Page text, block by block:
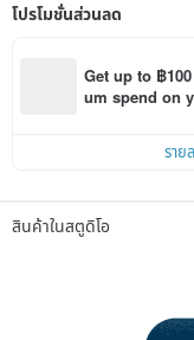
Welcome to follow the
silver jewelry!
โปรโมชั่นส่วนลด
Get up to ฿
um spend on
ราย
สินค้าในสตูดิโอ